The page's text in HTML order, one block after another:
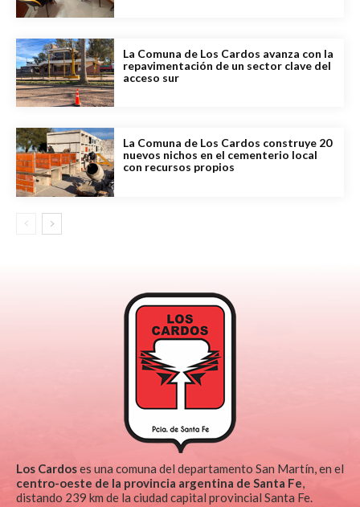
La Comuna de Los Cardos avanza con la
repavimentación de un sector clave del
acceso sur
La Comuna de Los Cardos construye 20
nuevos nichos en el cementerio local
con recursos propios
Los Cardoses una comuna del departamento San Martín, en el
centro-oeste de la provincia argentina de Santa Fe,
distando 239 km de la ciudad capital provincial Santa Fe.